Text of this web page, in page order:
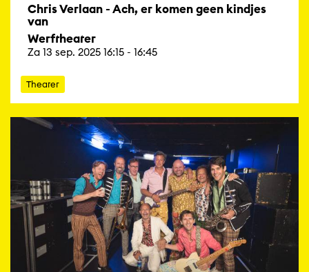
Chris Verlaan - Ach, er komen geen kindjes
van
Werftheater
Za 13 sep. 2025 16:15 - 16:45
Theater